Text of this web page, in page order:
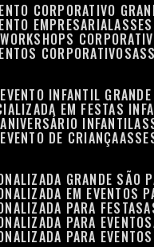
CORPORATIVO
EMPRESARIAL
CORPORATIVOS
INFANTIL
EM FESTAS
INFANTIL
DE CRIANÇA
GRANDE SÃO
EM EVENTOS
PARA FESTAS
PARA EVENTOS
PARA